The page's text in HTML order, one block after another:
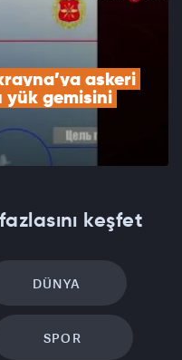
askeri
yük gemisini
keşfet
DÜNYA
SPOR